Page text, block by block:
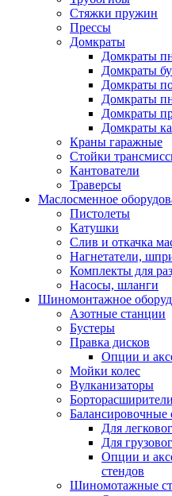
Стяжки пружин
Прессы
Домкраты
Домкраты
Домкраты
Домкраты
Домкраты
Домкраты
Домкраты
Краны гаражные
Стойки
Кантователи
Траверсы
Маслосменное
Пистолеты
Катушки
Слив и откачка
Нагнетатели,
Комплекты для
Насосы, шланги
Шиномонтажное
Азотные станции
Бустеры
Правка дисков
Опции и
Мойки колес
Вулканизаторы
Борторасширители
Балансировочные
Для
Для
Опции и
стендов
Шиномотажные